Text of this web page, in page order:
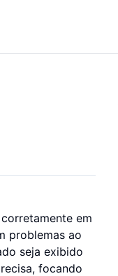
em
problemas ao
seja exibido
focando